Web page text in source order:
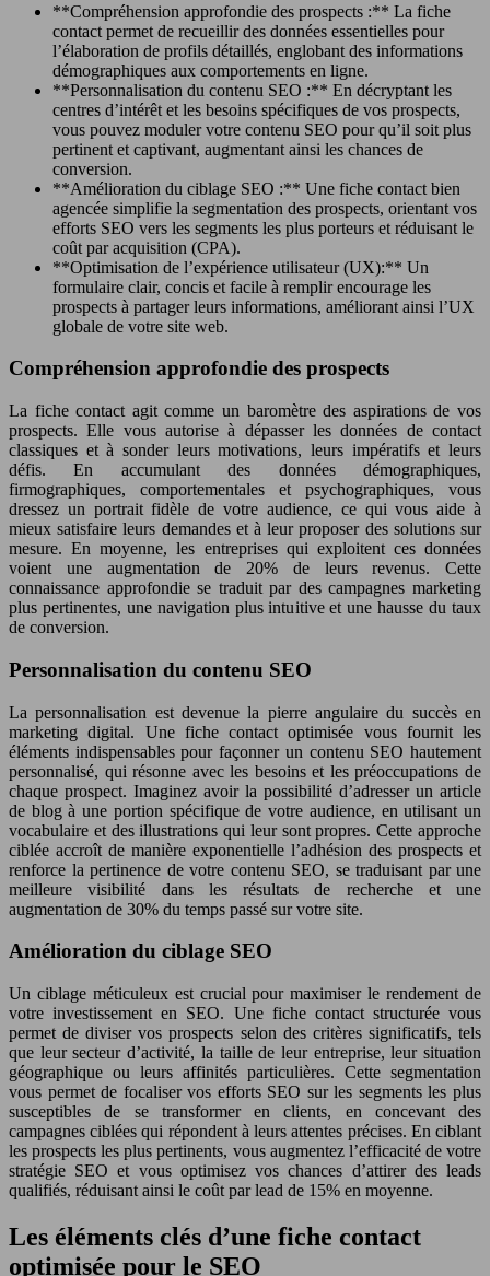
**Compréhension approfondie des prospects :** La fiche
contact permet de recueillir des données essentielles pour
l’élaboration de profils détaillés, englobant des informations
démographiques aux comportements en ligne.
**Personnalisation du contenu SEO :** En décryptant les
centres d’intérêt et les besoins spécifiques de vos prospects,
vous pouvez moduler votre contenu SEO pour qu’il soit plus
pertinent et captivant, augmentant ainsi les chances de
conversion.
**Amélioration du ciblage SEO :** Une fiche contact bien
agencée simplifie la segmentation des prospects, orientant vos
efforts SEO vers les segments les plus porteurs et réduisant le
coût par acquisition (CPA).
**Optimisation de l’expérience utilisateur (UX):** Un
formulaire clair, concis et facile à remplir encourage les
prospects à partager leurs informations, améliorant ainsi l’UX
globale de votre site web.
Compréhension approfondie des prospects
La fiche contact agit comme un baromètre des aspirations de vos
prospects. Elle vous autorise à dépasser les données de contact
classiques et à sonder leurs motivations, leurs impératifs et leurs
défis. En accumulant des données démographiques,
firmographiques, comportementales et psychographiques, vous
dressez un portrait fidèle de votre audience, ce qui vous aide à
mieux satisfaire leurs demandes et à leur proposer des solutions sur
mesure. En moyenne, les entreprises qui exploitent ces données
voient une augmentation de 20% de leurs revenus. Cette
connaissance approfondie se traduit par des campagnes marketing
plus pertinentes, une navigation plus intuitive et une hausse du taux
de conversion.
Personnalisation du contenu SEO
La personnalisation est devenue la pierre angulaire du succès en
marketing digital. Une fiche contact optimisée vous fournit les
éléments indispensables pour façonner un contenu SEO hautement
personnalisé, qui résonne avec les besoins et les préoccupations de
chaque prospect. Imaginez avoir la possibilité d’adresser un article
de blog à une portion spécifique de votre audience, en utilisant un
vocabulaire et des illustrations qui leur sont propres. Cette approche
ciblée accroît de manière exponentielle l’adhésion des prospects et
renforce la pertinence de votre contenu SEO, se traduisant par une
meilleure visibilité dans les résultats de recherche et une
augmentation de 30% du temps passé sur votre site.
Amélioration du ciblage SEO
Un ciblage méticuleux est crucial pour maximiser le rendement de
votre investissement en SEO. Une fiche contact structurée vous
permet de diviser vos prospects selon des critères significatifs, tels
que leur secteur d’activité, la taille de leur entreprise, leur situation
géographique ou leurs affinités particulières. Cette segmentation
vous permet de focaliser vos efforts SEO sur les segments les plus
susceptibles de se transformer en clients, en concevant des
campagnes ciblées qui répondent à leurs attentes précises. En ciblant
les prospects les plus pertinents, vous augmentez l’efficacité de votre
stratégie SEO et vous optimisez vos chances d’attirer des leads
qualifiés, réduisant ainsi le coût par lead de 15% en moyenne.
Les éléments clés d’une fiche contact
optimisée pour le SEO